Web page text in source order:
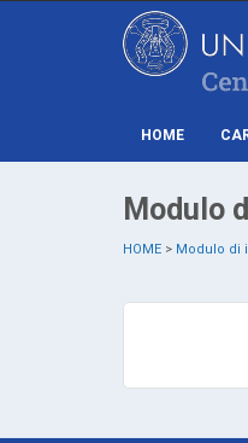
HOME
Modulo
HOME > Modulo di